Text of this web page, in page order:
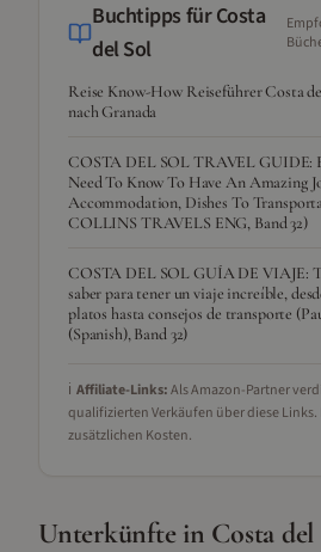
Buchtipps fürCosta
del Sol
Reise Know-How Reiseführer Costa
nach Granada
COSTA DEL SOL TRAVEL GUIDE:
Need To Know To Have An Amazing
Accommodation, Dishes To
COLLINS TRAVELS ENG, Band 32)
COSTA DEL SOL GUÍA DE VIAJE:
saber para tener un viaje increíble,
platos hasta consejos de transporte
(Spanish), Band 32)
ℹ️ Affiliate-Links:Als Amazon-Partner
qualifizierten Verkäufen über diese
zusätzlichen Kosten.
Unterkünfte in Costa